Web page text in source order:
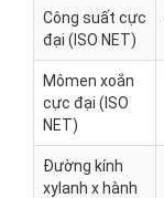
Công suất cực
đại (ISO NET)
Mômen xoắn
cực đại (ISO
NET)
Đường kính
xylanh x hành